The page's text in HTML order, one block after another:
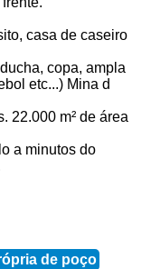
casa de caseiro
copa, ampla
etc...) Mina d
22.000 m² de área
a minutos do
de poço